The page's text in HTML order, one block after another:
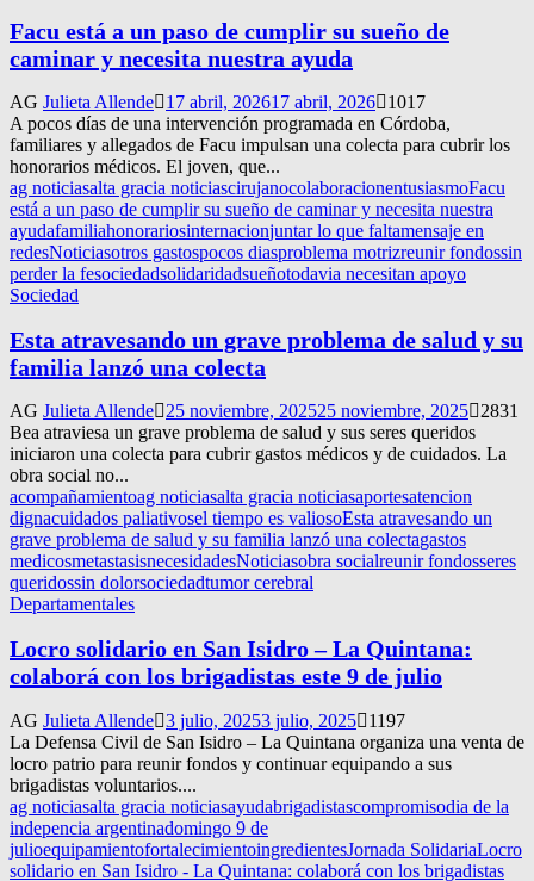
Facu está a un paso de cumplir su sueño de
caminar y necesita nuestra ayuda
AG Julieta Allende 17 abril, 202617 abril, 2026
1017
A pocos días de una intervención programada en Córdoba,
familiares y allegados de Facu impulsan una colecta para cubrir los
honorarios médicos. El joven, que...
ag noticiasalta gracia noticiascirujanocolaboracionentusiasmoFacu
está a un paso de cumplir su sueño de caminar y necesita nuestra
ayudafamiliahonorariosinternacionjuntar lo que faltamensaje en
redesNoticiasotros gastospocos diasproblema motrizreunir fondossin
perder la fesociedadsolidaridadsueñotodavia necesitan apoyo
Sociedad
Esta atravesando un grave problema de salud y su
familia lanzó una colecta
AG Julieta Allende 25 noviembre, 202525 noviembre, 2025
2831
Bea atraviesa un grave problema de salud y sus seres queridos
iniciaron una colecta para cubrir gastos médicos y de cuidados. La
obra social no...
acompañamientoag noticiasalta gracia noticiasaportesatencion
dignacuidados paliativosel tiempo es valiosoEsta atravesando un
grave problema de salud y su familia lanzó una colectagastos
medicosmetastasisnecesidadesNoticiasobra socialreunir fondosseres
queridossin dolorsociedadtumor cerebral
Departamentales
Locro solidario en San Isidro – La Quintana:
colaborá con los brigadistas este 9 de julio
AG Julieta Allende 3 julio, 20253 julio, 2025
1197
La Defensa Civil de San Isidro – La Quintana organiza una venta de
locro patrio para reunir fondos y continuar equipando a sus
brigadistas voluntarios....
ag noticiasalta gracia noticiasayudabrigadistascompromisodia de la
indepencia argentinadomingo 9 de
julioequipamientofortalecimientoingredientesJornada SolidariaLocro
solidario en San Isidro - La Quintana: colaborá con los brigadistas